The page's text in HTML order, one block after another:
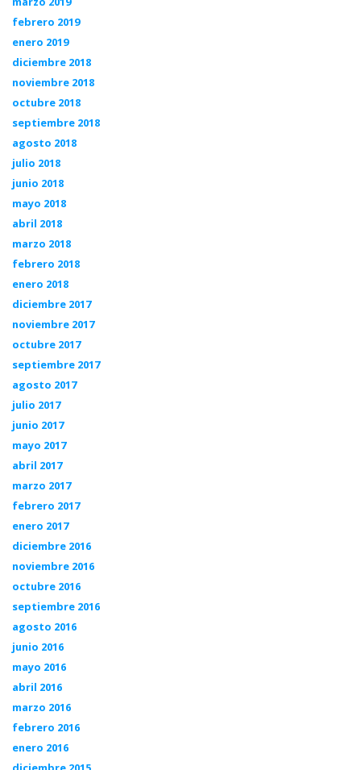
febrero 2019
enero 2019
diciembre 2018
noviembre 2018
octubre 2018
septiembre 2018
agosto 2018
julio 2018
junio 2018
mayo 2018
abril 2018
marzo 2018
febrero 2018
enero 2018
diciembre 2017
noviembre 2017
octubre 2017
septiembre 2017
agosto 2017
julio 2017
junio 2017
mayo 2017
abril 2017
marzo 2017
febrero 2017
enero 2017
diciembre 2016
noviembre 2016
octubre 2016
septiembre 2016
agosto 2016
junio 2016
mayo 2016
abril 2016
marzo 2016
febrero 2016
enero 2016